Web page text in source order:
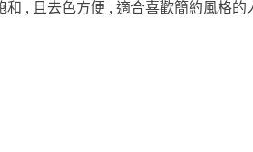
和 , 且去色方便 , 適合喜歡簡約風格的